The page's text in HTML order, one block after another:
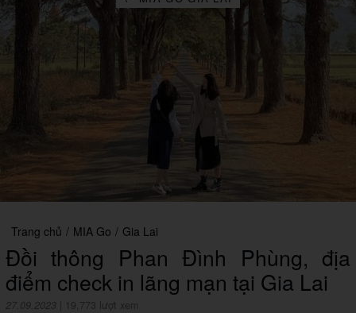
Trang chủ / MIA Go / Gia Lai
Đồi thông Phan Đình Phùng, địa
điểm check in lãng mạn tại Gia Lai
27.09.2023 19,773 lượt xem